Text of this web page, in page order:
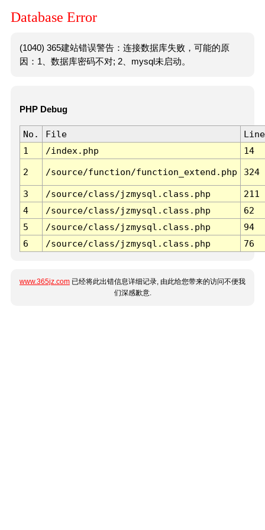
Database Error
(1040) 365建站错误警告：连接数据库失败，可能的原
因：1、数据库密码不对; 2、mysql未启动。
PHP Debug
No. File
Line
1
/index.php 14
2 /source/function/function_extend.php 324
3 /source/class/jzmysql.class.php
211
4
/source/class/jzmysql.class.php
62
5
/source/class/jzmysql.class.php
94
6
/source/class/jzmysql.class.php 76
www.365jz.com 已经将此出错信息详细记录, 由此给您带来的访问不便我
们深感歉意.